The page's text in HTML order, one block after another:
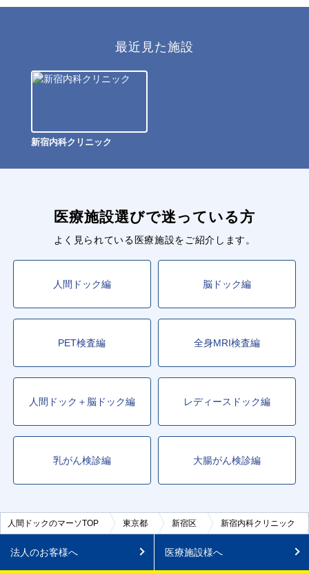
最近見た施設
新宿内科クリニック
医療施設選びで迷っている方
よく見られている医療施設をご紹介します。
人間ドック編 脳ドック編
PET検査編 全身MRI検査編
人間ドック＋脳ドック編 レディースドック編
乳がん検診編 大腸がん検診編
人間ドックのマーソTOP 東京都 新宿区 新宿内科クリニック
法人のお客様へ 医療施設様へ